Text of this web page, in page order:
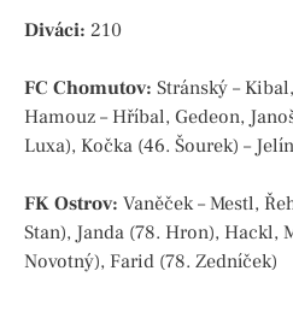
Diváci: 210
FC Chomutov: Stránský –
Hamouz – Hříbal, Gedeon,
Luxa), Kočka (46. Šourek) –
FK Ostrov: Vaněček – Mestl,
Stan), Janda (78. Hron), Hackl,
Novotný), Farid (78. Zedníček)